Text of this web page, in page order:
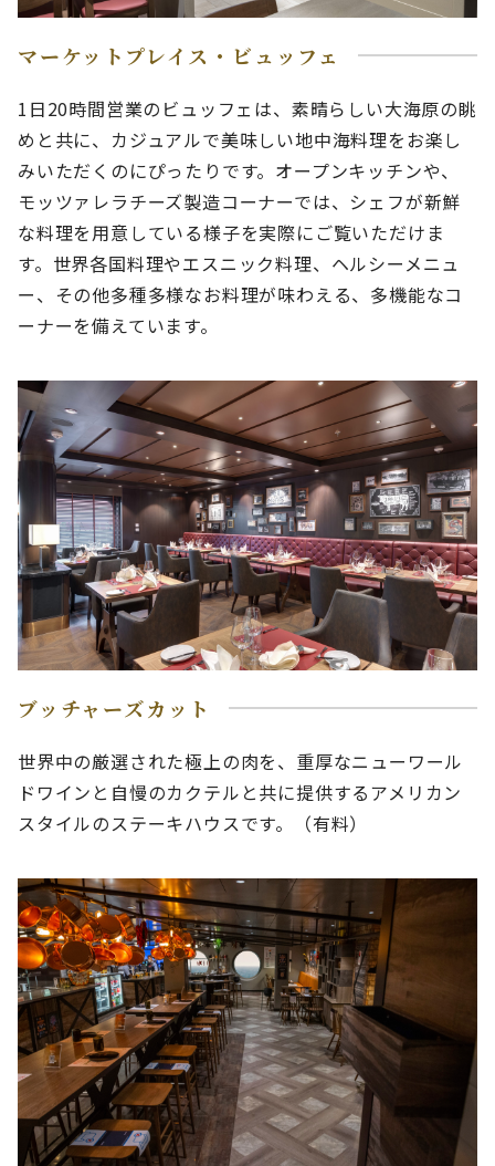
マーケットプレイス・ビュッフェ
1日20時間営業のビュッフェは、素晴らしい大海原の眺
めと共に、カジュアルで美味しい地中海料理をお楽し
みいただくのにぴったりです。オープンキッチンや、
モッツァレラチーズ製造コーナーでは、シェフが新鮮
な料理を用意している様子を実際にご覧いただけま
す。世界各国料理やエスニック料理、ヘルシーメニュ
ー、その他多種多様なお料理が味わえる、多機能なコ
ーナーを備えています。
ブッチャーズカット
世界中の厳選された極上の肉を、重厚なニューワール
ドワインと自慢のカクテルと共に提供するアメリカン
スタイルのステーキハウスです。（有料）